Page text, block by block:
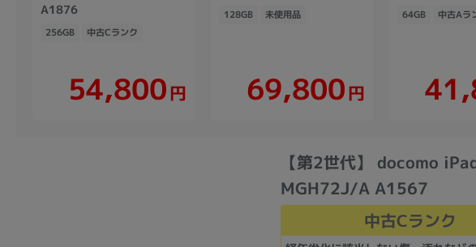
A1876
256GB 中古Cランク
54,800円
128GB 未使用品
69,800円
64GB 中古Aラ
【第2世代】 docomo
MGH72J/A A1567
中古Cランク